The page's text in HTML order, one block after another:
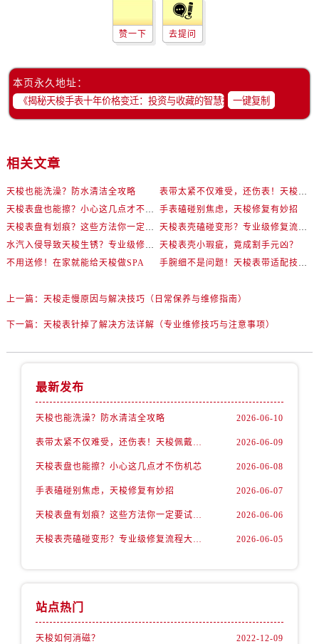
赞一下 去提问
本页永久地址：
一键复制
相关文章
天梭也能洗澡？防水清洁全攻略
表带太紧不仅难受，还伤表！天梭佩戴优化技巧
天梭表盘也能擦？小心这几点才不伤机芯
手表磕碰别焦虑，天梭修复有妙招
天梭表盘有划痕？这些方法你一定要试试！
天梭表壳磕碰变形？专业级修复流程大公开
水汽入侵导致天梭生锈？专业级修复思路大公开
天梭表壳小瑕疵，竟成割手元凶？
不用送修！在家就能给天梭做SPA
手腕细不是问题！天梭表带适配技巧一次讲透
上一篇： 天梭走慢原因与解决技巧（日常保养与维修指南）
下一篇： 天梭表针掉了解决方法详解（专业维修技巧与注意事项）
最新发布
天梭也能洗澡？防水清洁全攻略 2026-06-10
表带太紧不仅难受，还伤表！天梭佩戴优化技巧 2026-06-09
天梭表盘也能擦？小心这几点才不伤机芯 2026-06-08
手表磕碰别焦虑，天梭修复有妙招 2026-06-07
天梭表盘有划痕？这些方法你一定要试试！ 2026-06-06
天梭表壳磕碰变形？专业级修复流程大公开 2026-06-05
站点热门
天梭如何消磁？ 2022-12-09